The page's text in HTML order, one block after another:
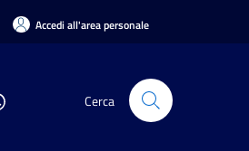
Accedi all'area personale
Cerca